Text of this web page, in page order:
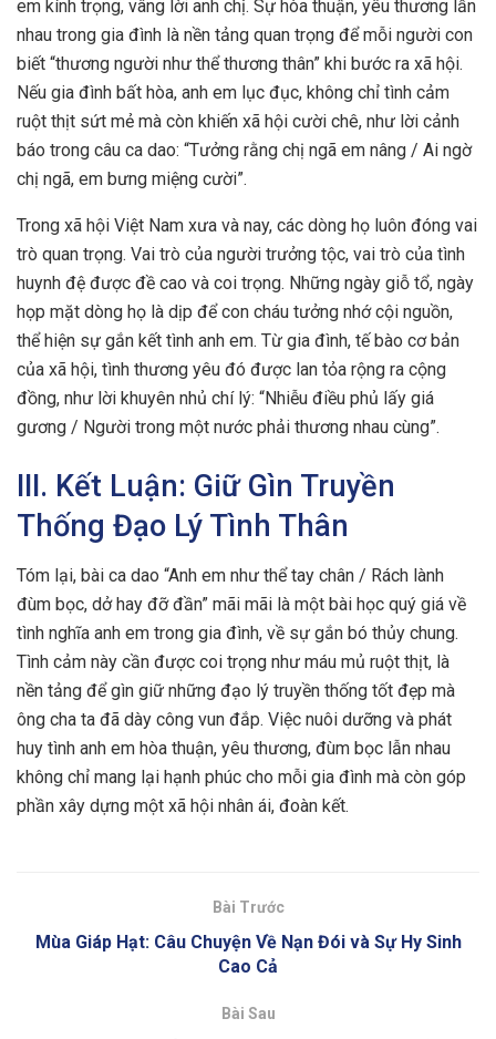
em kính trọng, vâng lời anh chị. Sự hòa thuận, yêu thương lẫn
nhau trong gia đình là nền tảng quan trọng để mỗi người con
biết “thương người như thể thương thân” khi bước ra xã hội.
Nếu gia đình bất hòa, anh em lục đục, không chỉ tình cảm
ruột thịt sứt mẻ mà còn khiến xã hội cười chê, như lời cảnh
báo trong câu ca dao: “Tưởng rằng chị ngã em nâng / Ai ngờ
chị ngã, em bưng miệng cười”.
Trong xã hội Việt Nam xưa và nay, các dòng họ luôn đóng vai
trò quan trọng. Vai trò của người trưởng tộc, vai trò của tình
huynh đệ được đề cao và coi trọng. Những ngày giỗ tổ, ngày
họp mặt dòng họ là dịp để con cháu tưởng nhớ cội nguồn,
thể hiện sự gắn kết tình anh em. Từ gia đình, tế bào cơ bản
của xã hội, tình thương yêu đó được lan tỏa rộng ra cộng
đồng, như lời khuyên nhủ chí lý: “Nhiễu điều phủ lấy giá
gương / Người trong một nước phải thương nhau cùng”.
III. Kết Luận: Giữ Gìn Truyền
Thống Đạo Lý Tình Thân
Tóm lại, bài ca dao “Anh em như thể tay chân / Rách lành
đùm bọc, dở hay đỡ đần” mãi mãi là một bài học quý giá về
tình nghĩa anh em trong gia đình, về sự gắn bó thủy chung.
Tình cảm này cần được coi trọng như máu mủ ruột thịt, là
nền tảng để gìn giữ những đạo lý truyền thống tốt đẹp mà
ông cha ta đã dày công vun đắp. Việc nuôi dưỡng và phát
huy tình anh em hòa thuận, yêu thương, đùm bọc lẫn nhau
không chỉ mang lại hạnh phúc cho mỗi gia đình mà còn góp
phần xây dựng một xã hội nhân ái, đoàn kết.
Bài Trước
Mùa Giáp Hạt: Câu Chuyện Về Nạn Đói và Sự Hy Sinh
Cao Cả
Bài Sau